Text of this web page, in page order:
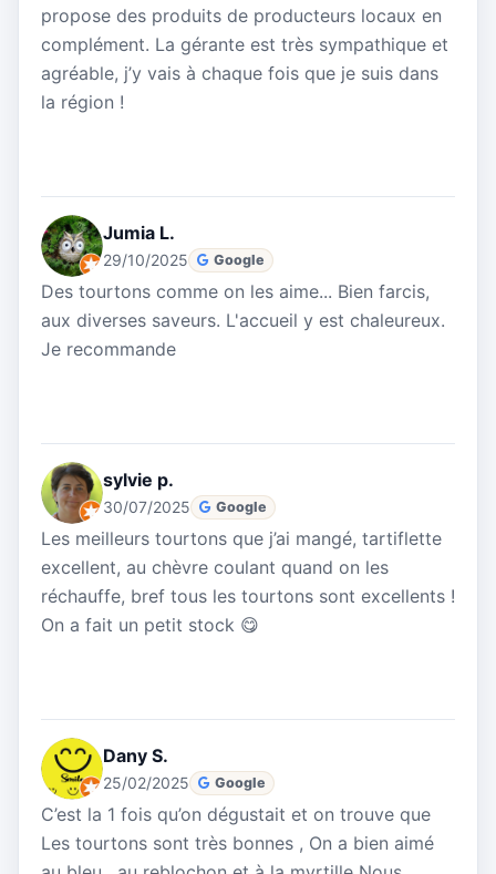
propose des produits de producteurs locaux en
complément. La gérante est très sympathique et
agréable, j’y vais à chaque fois que je suis dans
la région !
Jumia L.
29/10/2025 Google
Des tourtons comme on les aime... Bien farcis,
aux diverses saveurs. L'accueil y est chaleureux.
Je recommande
sylvie p.
30/07/2025 Google
Les meilleurs tourtons que j’ai mangé, tartiflette
excellent, au chèvre coulant quand on les
réchauffe, bref tous les tourtons sont excellents !
On a fait un petit stock 😋
Dany S.
25/02/2025 Google
C’est la 1 fois qu’on dégustait et on trouve que
Les tourtons sont très bonnes , On a bien aimé